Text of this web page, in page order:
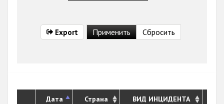
Export
Дата Страна ВИД ИНЦИДЕНТА